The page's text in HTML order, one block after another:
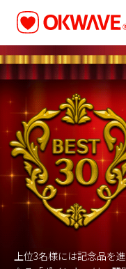
OKWAVE 2016年 年間マス
上位3名様には記念品を